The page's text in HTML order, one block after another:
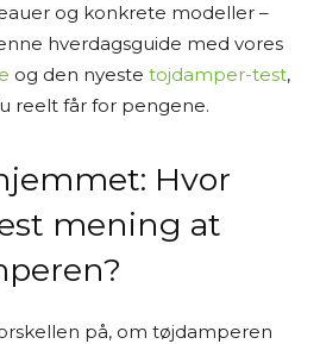
og konkrete modeller –
hverdagsguide med vores
og den nyeste tojdamper-test,
reelt får for pengene.
Hvor
mening at
på, om tøjdamperen